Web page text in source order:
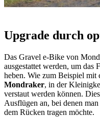
Upgrade durch
Das Gravel e-Bike von
ausgestattet werden, um das
heben. Wie zum Beispiel mit
Mondraker, in der
verstaut werden können.
Ausflügen an, bei denen
dem Rücken tragen möchte.